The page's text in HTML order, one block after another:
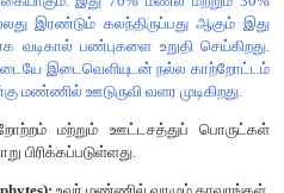
ஆகும்.
காலநிலை செயல்முறைகளின்
வெவ்வேறு வீதங்களில் மண்
முதற்காரணமாகிறது.
மண் உயிரிகளான